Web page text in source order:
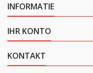
INFORMATIE
IHR KONTO
KONTAKT